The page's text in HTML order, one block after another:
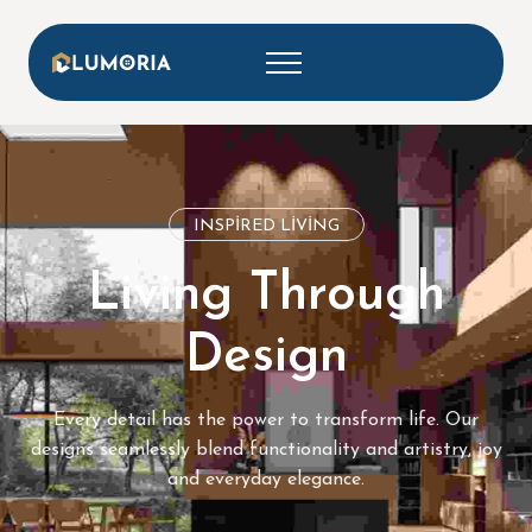
INSPIRED LIVING
Living Through
Design
Every detail has the power to transform life. Our
designs seamlessly blend functionality and artistry, joy
and everyday elegance.